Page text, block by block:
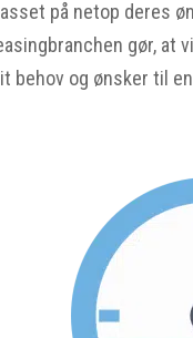
på netop deres
gør, at
behov og ønsker til